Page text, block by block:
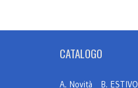
CATALOGO
A. Novità B. ESTIVO